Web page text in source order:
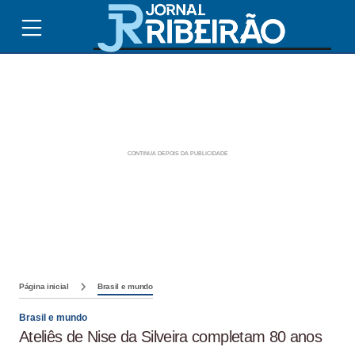
Página inicial Brasil e mundo
Brasil e mundo
Ateliês de Nise da Silveira completam 80 anos